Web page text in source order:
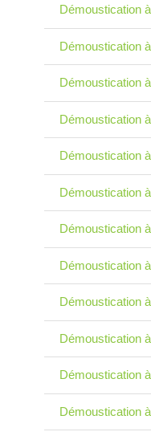
Démoustication
Démoustication
Démoustication
Démoustication
Démoustication
Démoustication
Démoustication
Démoustication
Démoustication
Démoustication
Démoustication
Démoustication